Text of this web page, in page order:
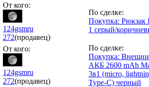
От кого:
124gsmru
272(продавец)
По сделке:
Покупка: Рюкзак
1 серый/
От кого:
124gsmru
272(продавец)
По сделке:
Покупка:
АКБ 2600 mAh
3в1 (micro,
Type-C) черный